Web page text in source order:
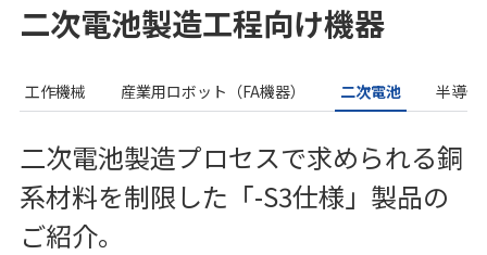
二次電池製造工程向け機器
工作機械 産業用ロボット（FA機器） 二次電池 半導体
二次電池製造プロセスで求められる銅
系材料を制限した「-S3仕様」製品の
ご紹介。